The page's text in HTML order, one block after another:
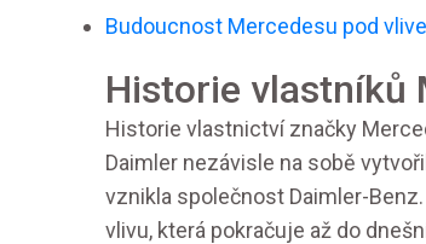
Budoucnost Mercedesu pod
Historie vlastníků
Historie vlastnictví značky
Daimler nezávisle na sobě
vznikla společnost Daimler-
vlivu, která pokračuje až do